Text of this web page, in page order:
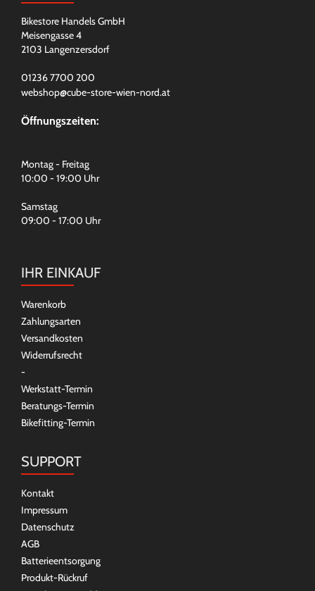
Bikestore Handels GmbH
Meisengasse 4
2103 Langenzersdorf
01236 7700 200
webshop@cube-store-wien-nord.at
Öffnungszeiten:
Montag - Freitag
10:00 - 19:00 Uhr
Samstag
09:00 - 17:00 Uhr
IHR EINKAUF
Warenkorb
Zahlungsarten
Versandkosten
Widerrufsrecht
-
Werkstatt-Termin
Beratungs-Termin
Bikefitting-Termin
SUPPORT
Kontakt
Impressum
Datenschutz
AGB
Batterieentsorgung
Produkt-Rückruf